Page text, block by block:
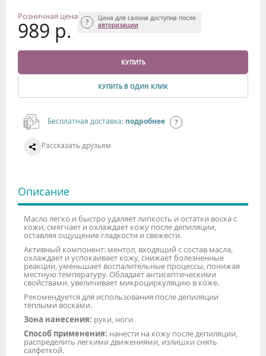
Розничная цена
989 р.
Цена для салона доступна после
авторизации
КУПИТЬ
КУПИТЬ В ОДИН КЛИК
Бесплатная доставка: подробнее
Рассказать друзьям
Описание
Масло легко и быстро удаляет липкость и остатки воска с
кожи, смягчает и охлаждает кожу после депиляции,
оставляя ощущение гладкости и свежести.
Активный компонент: ментол, входящий с состав масла,
охлаждает и успокаивает кожу, снижает болезненные
реакции, уменьшает воспалительные процессы, понижая
местную температуру. Обладает антисептическими
свойствами, увеличивает микроциркуляцию в коже.
Рекомендуется для использования после депиляции
тёплыми восками.
Зона нанесения: руки, ноги
Способ применения: нанести на кожу после депиляции,
распределить легкими движениями, излишки снять
салфеткой.